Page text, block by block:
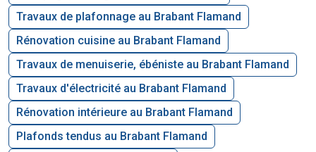
Travaux de plafonnage au Brabant Flamand
Rénovation cuisine au Brabant Flamand
Travaux de menuiserie, ébéniste au Brabant Flamand
Travaux d'électricité au Brabant Flamand
Rénovation intérieure au Brabant Flamand
Plafonds tendus au Brabant Flamand